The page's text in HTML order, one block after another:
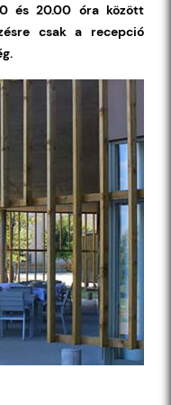
és 20.00 óra között
csak a recepció